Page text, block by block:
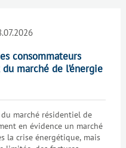
consommateurs
marché de l’énergie
marché résidentiel de
en évidence un marché
la crise énergétique, mais